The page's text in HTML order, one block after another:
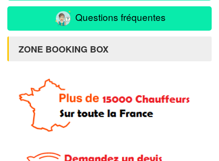
Questions fréquentes
ZONE BOOKING BOX